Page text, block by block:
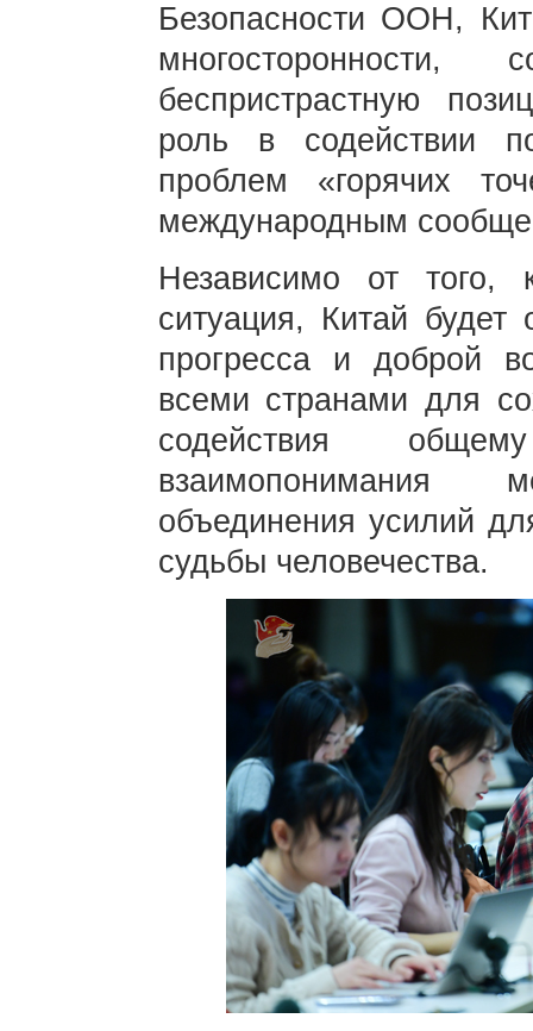
Безопасности ООН,
беспристрастную
роль в содействии
проблем «горячих
международным
Независимо от того,
ситуация, Китай будет
прогресса и доброй
всеми странами для
содействия
объединения усилий
судьбы человечества.